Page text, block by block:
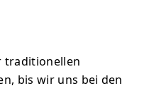
traditionellen
bis wir uns bei den